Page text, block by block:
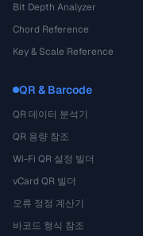
Bit Depth Analyzer
Chord Reference
Key & Scale Reference
QR & Barcode
QR 데이터 분석기
QR 용량 참조
Wi-Fi QR 설정 빌더
vCard QR 빌더
오류 정정 계산기
바코드 형식 참조